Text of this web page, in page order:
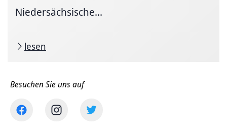
Niedersächsische...
lesen
Besuchen Sie uns auf